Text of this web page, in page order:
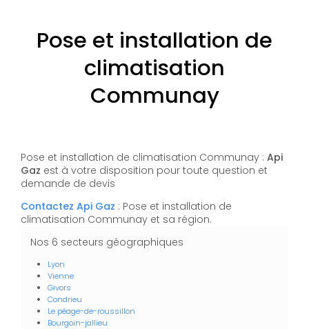
Pose et installation de
climatisation
Communay
Pose et installation de climatisation Communay : Api
Gaz est à votre disposition pour toute question et
demande de devis
Contactez Api Gaz : Pose et installation de
climatisation Communay et sa région.
Nos 6 secteurs géographiques
Lyon
Vienne
Givors
Condrieu
Le péage-de-roussillon
Bourgoin-jallieu